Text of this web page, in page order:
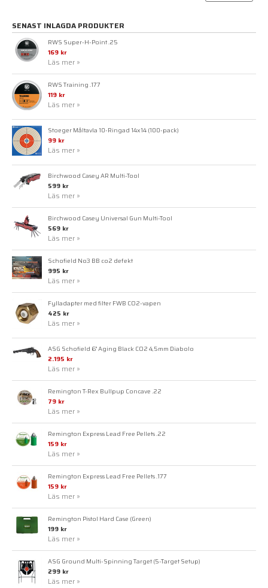
SENAST INLAGDA PRODUKTER
RWS Super-H-Point .25
169 kr
Läs mer »
RWS Training .177
119 kr
Läs mer »
Stoeger Måltavla 10-Ringad 14x14 (100-pack)
99 kr
Läs mer »
Birchwood Casey AR Multi-Tool
599 kr
Läs mer »
Birchwood Casey Universal Gun Multi-Tool
569 kr
Läs mer »
Schofield No3 BB co2 defekt
995 kr
Läs mer »
Fylladapter med filter FWB CO2-vapen
425 kr
Läs mer »
ASG Schofield 6" Aging Black CO2 4,5mm Diabolo
2.195 kr
Läs mer »
Remington T-Rex Bullpup Concave .22
79 kr
Läs mer »
Remington Express Lead Free Pellets .22
159 kr
Läs mer »
Remington Express Lead Free Pellets .177
159 kr
Läs mer »
Remington Pistol Hard Case (Green)
199 kr
Läs mer »
ASG Ground Multi-Spinning Target (5-Target Setup)
299 kr
Läs mer »